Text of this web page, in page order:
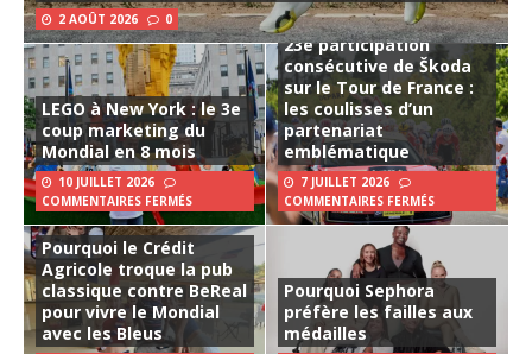
2 AOÛT 2026 0
LEGO à New York : le 3e
coup marketing du
Mondial en 8 mois
10 JUILLET 2026
COMMENTAIRES FERMÉS
23e participation
consécutive de Škoda
sur le Tour de France :
les coulisses d’un
partenariat
emblématique
7 JUILLET 2026
COMMENTAIRES FERMÉS
Pourquoi le Crédit
Agricole troque la pub
classique contre BeReal
pour vivre le Mondial
avec les Bleus
Pourquoi Sephora
préfère les failles aux
médailles